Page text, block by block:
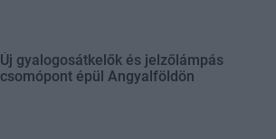
Új gyalogosátkelők és jelzőlámpás
csomópont épül Angyalföldön